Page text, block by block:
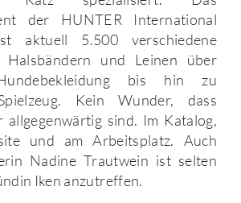
der HUNTER International
aktuell 5.500 verschiedene
und Leinen über
bis hin zu
Kein Wunder, dass
allgegenwärtig sind. Im Katalog,
und am Arbeitsplatz. Auch
Nadine Trautwein ist selten
Iken anzutreffen.